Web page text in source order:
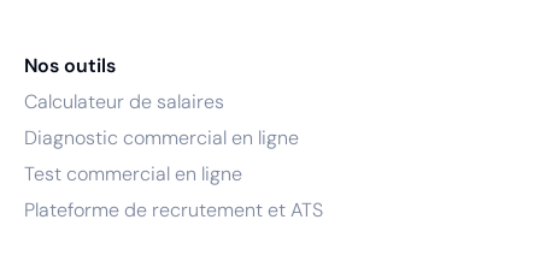
Nos outils
Calculateur de salaires
Diagnostic commercial en ligne
Test commercial en ligne
Plateforme de recrutement et ATS